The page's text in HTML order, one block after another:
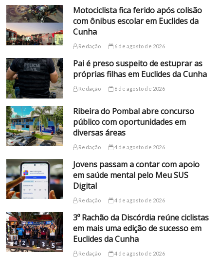
Motociclista fica ferido após colisão
com ônibus escolar em Euclides da
Cunha
Redação 6 de agosto de 2026
Pai é preso suspeito de estuprar as
próprias filhas em Euclides da Cunha
Redação 6 de agosto de 2026
Ribeira do Pombal abre concurso
público com oportunidades em
diversas áreas
Redação 4 de agosto de 2026
Jovens passam a contar com apoio
em saúde mental pelo Meu SUS
Digital
Redação 4 de agosto de 2026
3º Rachão da Discórdia reúne ciclistas
em mais uma edição de sucesso em
Euclides da Cunha
Redação 4 de agosto de 2026